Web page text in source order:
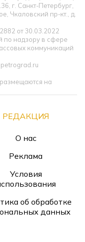
г. Санкт-Петербург,
Чкаловский пр-кт., д.
от 30.03.2022
по надзору в сфере
коммуникаций
на
РЕДАКЦИЯ
О нас
Реклама
Условия
об обработке
данных